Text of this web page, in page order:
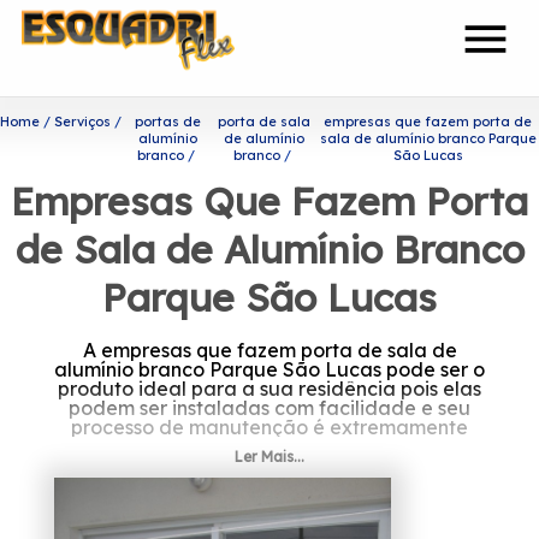
menu
Home Serviços
portas de
alumínio
branco
porta de sala
de alumínio
branco
empresas que fazem porta de
sala de alumínio branco Parque
São Lucas
Empresas Que Fazem Porta
de Sala de Alumínio Branco
Parque São Lucas
A empresas que fazem porta de sala de
alumínio branco Parque São Lucas pode ser o
produto ideal para a sua residência pois elas
podem ser instaladas com facilidade e seu
processo de manutenção é extremamente
simplificado.
Ficou interessado em
empresas que fazem porta de
Ler Mais...